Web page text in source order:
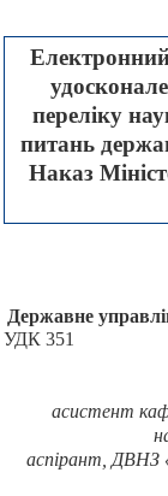
переліку
питань
Наказ
Державне
УДК 351
асистент
аспірант, ДВНЗ